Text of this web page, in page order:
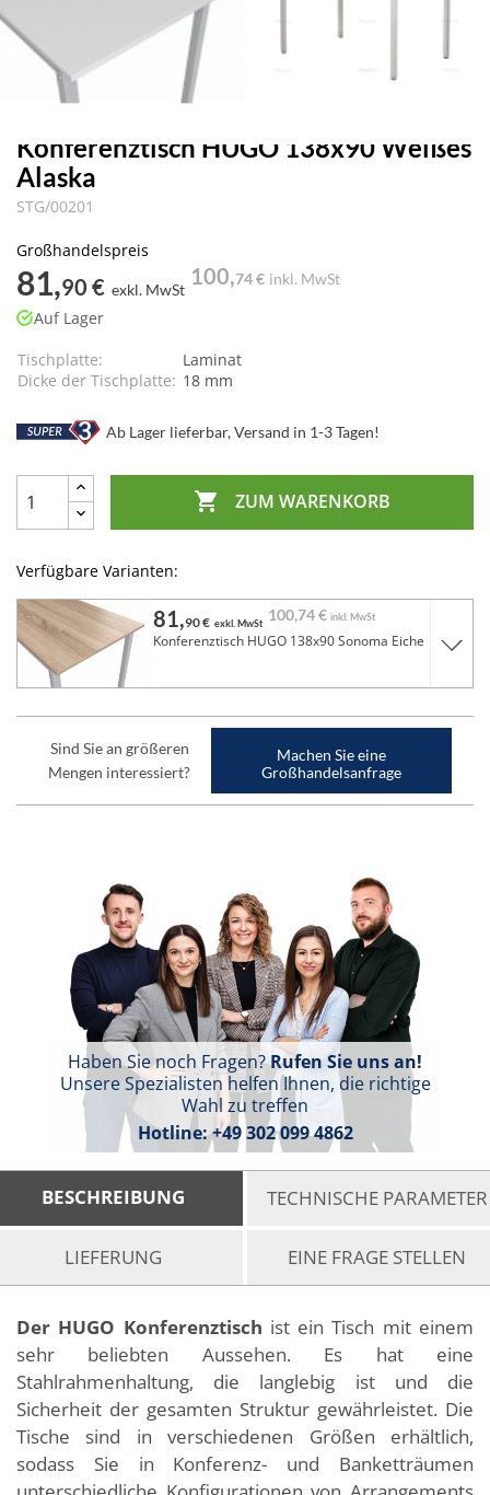
Konferenztisch HUGO 138x90 Weißes
Alaska
STG/00201
Großhandelspreis
81,90 € exkl. MwSt
100,74 € inkl. MwSt
Auf Lager
Tischplatte:
Laminat
Dicke der Tischplatte: 18 mm
Ab Lager lieferbar, Versand in 1-3 Tagen!
 ZUM WARENKORB
Verfügbare Varianten:
81,90 € exkl. MwSt 100,74 € inkl. MwSt
Konferenztisch HUGO 138x90 Sonoma Eiche
Sind Sie an größeren
Mengen interessiert?
Machen Sie eine
Großhandelsanfrage
Haben Sie noch Fragen?Rufen Sie uns an!
Unsere Spezialisten helfen Ihnen, die richtige
Wahl zu treffen
Hotline:+49 302 099 4862
BESCHREIBUNG TECHNISCHE PARAMETER
LIEFERUNG EINE FRAGE STELLEN
Der HUGO Konferenztisch ist ein Tisch mit einem
sehr beliebten Aussehen. Es hat eine
Stahlrahmenhaltung, die langlebig ist und die
Sicherheit der gesamten Struktur gewährleistet. Die
Tische sind in verschiedenen Größen erhältlich,
sodass Sie in Konferenz- und Banketträumen